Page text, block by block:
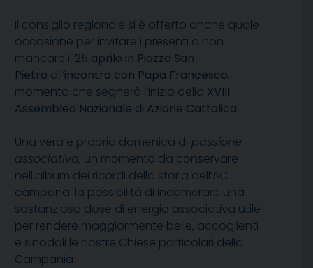
Il consiglio regionale si è offerto anche quale
occasione per invitare i presenti a non
mancare il 25 aprile in Piazza San
Pietro all’incontro con Papa Francesco,
momento che segnerà l’inizio della XVIII
Assemblea Nazionale di Azione Cattolica.
Una vera e propria domenica di passione
associativa, un momento da conservare
nell’album dei ricordi della storia dell’AC
campana: la possibilità di incamerare una
sostanziosa dose di energia associativa utile
per rendere maggiormente belle, accoglienti
e sinodali le nostre Chiese particolari della
Campania.